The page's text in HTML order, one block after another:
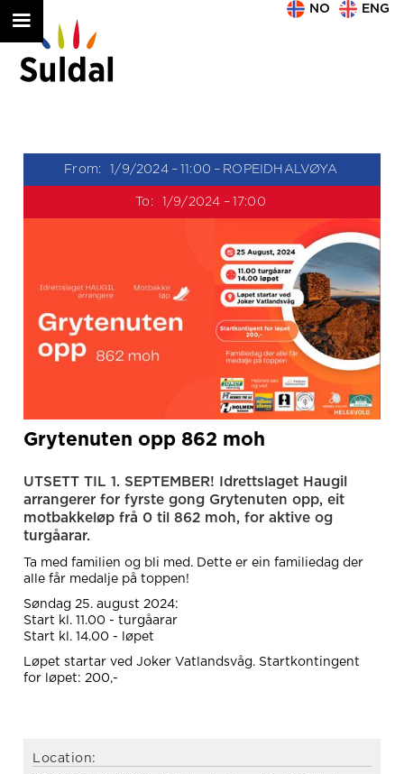
NO ENG
From: 1/9/2024 – 11:00 – ROPEIDHALVØYA
To: 1/9/2024 – 17:00
Grytenuten opp 862 moh
UTSETT TIL 1. SEPTEMBER! Idrettslaget Haugil
arrangerer for fyrste gong Grytenuten opp, eit
motbakkeløp frå 0 til 862 moh, for aktive og
turgåarar.
Ta med familien og bli med. Dette er ein familiedag der
alle får medalje på toppen!
Søndag 25. august 2024:
Start kl. 11.00 - turgåarar
Start kl. 14.00 - løpet
Løpet startar ved Joker Vatlandsvåg. Startkontingent
for løpet: 200,-
Location: